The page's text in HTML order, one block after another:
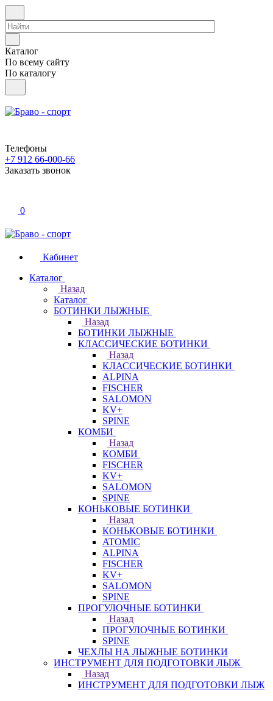
Каталог
По всему сайту
По каталогу
Телефоны
+7 912 66-000-66
Заказать звонок
0
Кабинет
Каталог
Назад
Каталог
БОТИНКИ ЛЫЖНЫЕ
Назад
БОТИНКИ ЛЫЖНЫЕ
КЛАССИЧЕСКИЕ БОТИНКИ
Назад
КЛАССИЧЕСКИЕ БОТИНКИ
ALPINA
FISCHER
SALOMON
KV+
SPINE
КОМБИ
Назад
КОМБИ
FISCHER
KV+
SALOMON
SPINE
КОНЬКОВЫЕ БОТИНКИ
Назад
КОНЬКОВЫЕ БОТИНКИ
ATOMIC
ALPINA
FISCHER
KV+
SALOMON
SPINE
ПРОГУЛОЧНЫЕ БОТИНКИ
Назад
ПРОГУЛОЧНЫЕ БОТИНКИ
SPINE
ЧЕХЛЫ НА ЛЫЖНЫЕ БОТИНКИ
ИНСТРУМЕНТ ДЛЯ ПОДГОТОВКИ ЛЫЖ
Назад
ИНСТРУМЕНТ ДЛЯ ПОДГОТОВКИ ЛЫЖ